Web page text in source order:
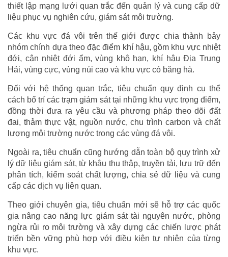
thiết lập mạng lưới quan trắc đến quản lý và cung cấp dữ
liệu phục vụ nghiên cứu, giám sát môi trường.
Các khu vực đá vôi trên thế giới được chia thành bảy
nhóm chính dựa theo đặc điểm khí hậu, gồm khu vực nhiệt
đới, cận nhiệt đới ẩm, vùng khô hạn, khí hậu Địa Trung
Hải, vùng cực, vùng núi cao và khu vực có băng hà.
Đối với hệ thống quan trắc, tiêu chuẩn quy định cụ thể
cách bố trí các trạm giám sát tại những khu vực trọng điểm,
đồng thời đưa ra yêu cầu và phương pháp theo dõi đất
đai, thảm thực vật, nguồn nước, chu trình carbon và chất
lượng môi trường nước trong các vùng đá vôi.
Ngoài ra, tiêu chuẩn cũng hướng dẫn toàn bộ quy trình xử
lý dữ liệu giám sát, từ khâu thu thập, truyền tải, lưu trữ đến
phân tích, kiểm soát chất lượng, chia sẻ dữ liệu và cung
cấp các dịch vụ liên quan.
Theo giới chuyên gia, tiêu chuẩn mới sẽ hỗ trợ các quốc
gia nâng cao năng lực giám sát tài nguyên nước, phòng
ngừa rủi ro môi trường và xây dựng các chiến lược phát
triển bền vững phù hợp với điều kiện tự nhiên của từng
khu vực.